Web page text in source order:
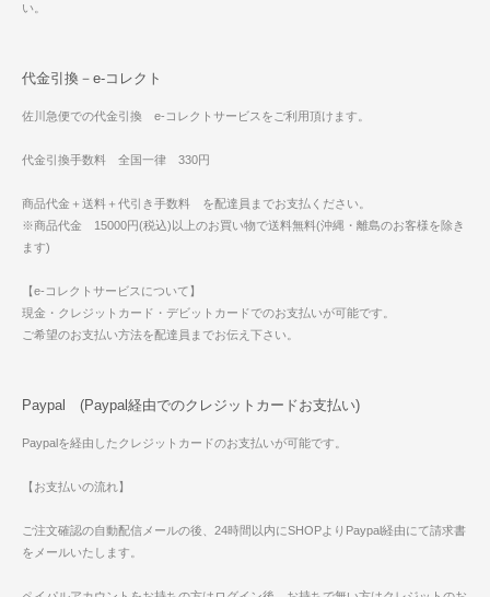
い。
代金引換－e-コレクト
佐川急便での代金引換 e-コレクトサービスをご利用頂けます。
代金引換手数料 全国一律 330円
商品代金＋送料＋代引き手数料 を配達員までお支払ください。
※商品代金 15000円(税込)以上のお買い物で送料無料(沖縄・離島のお客様を除き
ます)
【e-コレクトサービスについて】
現金・クレジットカード・デビットカードでのお支払いが可能です。
ご希望のお支払い方法を配達員までお伝え下さい。
Paypal (Paypal経由でのクレジットカードお支払い)
Paypalを経由したクレジットカードのお支払いが可能です。
【お支払いの流れ】
ご注文確認の自動配信メールの後、24時間以内にSHOPよりPaypal経由にて請求書
をメールいたします。